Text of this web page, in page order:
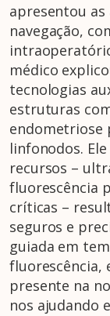
apresentou
navegação,
médico
tecnologias
estruturas
endometriose
linfonodos.
recursos –
fluorescência
críticas –
seguros e
guiada em
fluorescência,
presente na
nos ajudando